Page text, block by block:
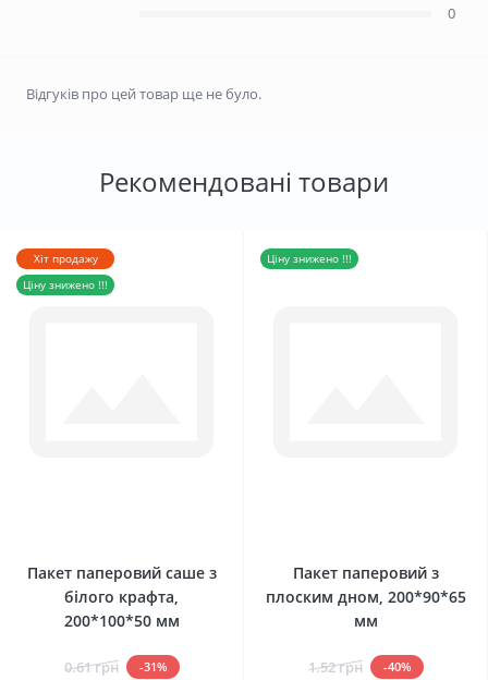
0
Відгуків про цей товар ще не було.
Рекомендовані товари
Хіт продажу
Ціну знижено !!!
Пакет паперовий саше з
білого крафта,
200*100*50 мм
0.61 грн -31%
Ціну знижено !!!
Пакет паперовий з
плоским дном, 200*90*65
мм
1.52 грн -40%